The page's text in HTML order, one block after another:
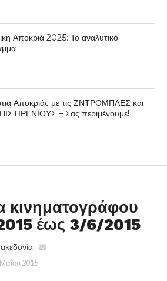
Αποκριά 2025: Το αναλυτικό
Αποκριάς με τις ΖΝΤΡΟΜΠΛΕΣ και
– Σας περιμένουμε!
κινηματογράφου
έως 3/6/2015
2015